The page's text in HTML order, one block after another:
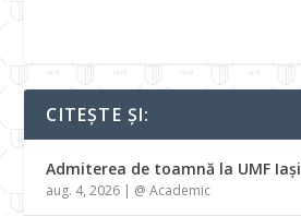
CITEȘTE ȘI:
Admiterea de toamnă la UMF Iași
aug. 4, 2026 | @ Academic